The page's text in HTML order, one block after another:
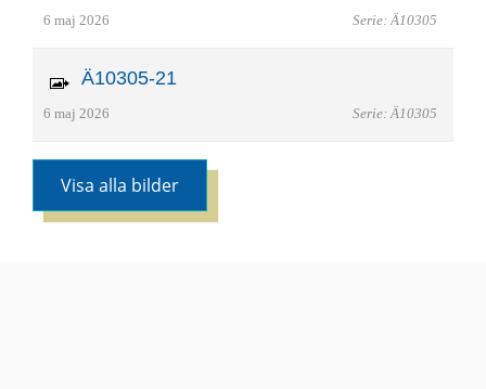
6 maj 2026 Serie: Ä10305
Ä10305-21
6 maj 2026 Serie: Ä10305
Visa alla bilder